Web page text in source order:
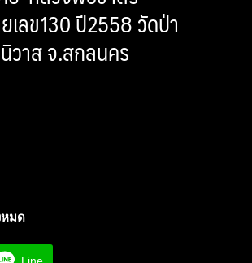
เลข130 ปี2558 วัดป่า
วาส จ.สกลนคร
มด